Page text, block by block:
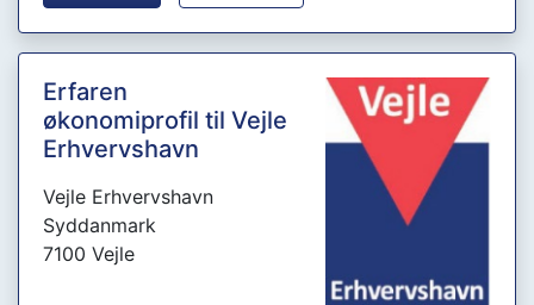
Erfaren
økonomiprofil til Vejle
Erhvervshavn
Vejle Erhvervshavn
Syddanmark
7100 Vejle